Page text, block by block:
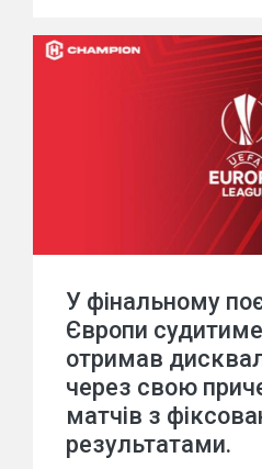
У фінальному
Європи
отримав
через свою
матчів з
результатами.